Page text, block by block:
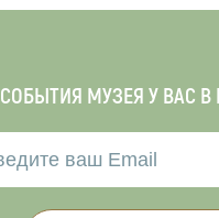
СОБЫТИЯ МУЗЕЯ У ВАС В